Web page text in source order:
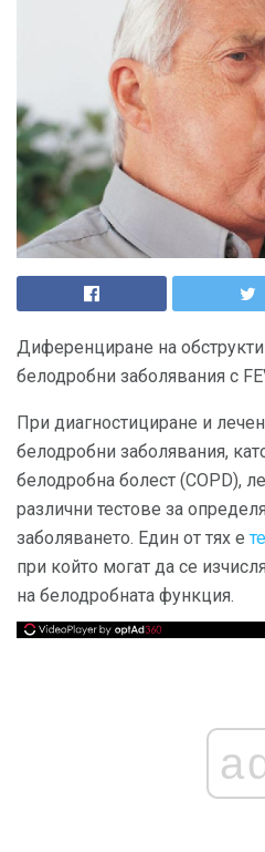
Диференциране на
белодробни заболявания с
При диагностициране и
белодробни заболявания,
белодробна болест (COPD),
различни тестове за
заболяването. Един от тях е
при който могат да се
на белодробната функция.